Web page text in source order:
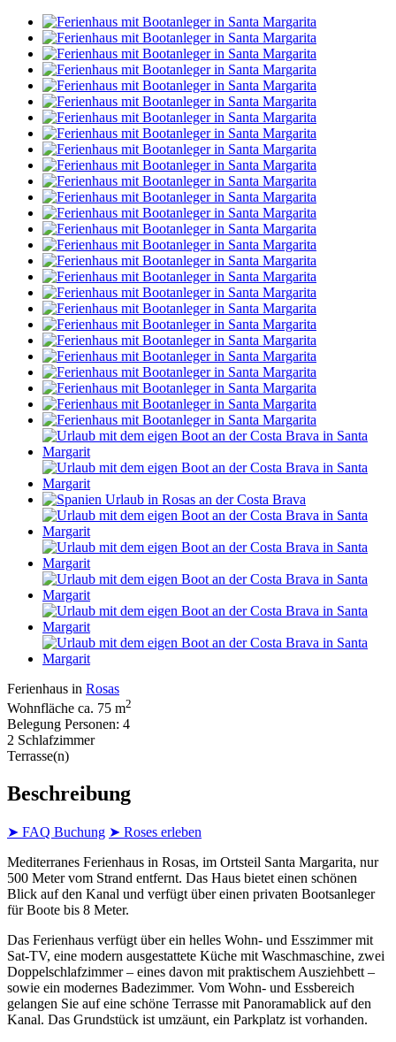
Ferienhaus in Rosas
Wohnfläche ca. 75 m2
Belegung Personen: 4
2 Schlafzimmer
Terrasse(n)
Beschreibung
➤ FAQ Buchung ➤ Roses erleben
Mediterranes Ferienhaus in Rosas, im Ortsteil Santa Margarita, nur
500 Meter vom Strand entfernt. Das Haus bietet einen schönen
Blick auf den Kanal und verfügt über einen privaten Bootsanleger
für Boote bis 8 Meter.
Das Ferienhaus verfügt über ein helles Wohn- und Esszimmer mit
Sat-TV, eine modern ausgestattete Küche mit Waschmaschine, zwei
Doppelschlafzimmer – eines davon mit praktischem Ausziehbett –
sowie ein modernes Badezimmer. Vom Wohn- und Essbereich
gelangen Sie auf eine schöne Terrasse mit Panoramablick auf den
Kanal. Das Grundstück ist umzäunt, ein Parkplatz ist vorhanden.